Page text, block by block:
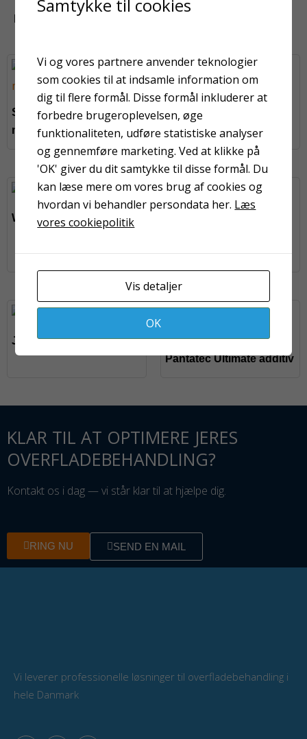
KUNDER HAR OGSÅ KIGGET PÅ
Spartel Plano PRO 250
mm Bredspartel
WeeJET dragt,str.XXL
WeeJET dragt,str.L
doseringsenhed
Jet plast
Pantatec Ultimate additiv
KLAR TIL AT OPTIMERE JERES
OVERFLADEBEHANDLING?
Kontakt os i dag — vi står klar til at hjælpe dig.
RING NU SEND EN MAIL
Vi leverer professionelle løsninger til overfladebehandling i
hele Danmark
Samtykke til cookies
Vi og vores partnere anvender teknologier
som cookies til at indsamle information om
dig til flere formål. Disse formål inkluderer at
forbedre brugeroplevelsen, øge
funktionaliteten, udføre statistiske analyser
og gennemføre marketing. Ved at klikke på
'OK' giver du dit samtykke til disse formål. Du
kan læse mere om vores brug af cookies og
hvordan vi behandler persondata her. Læs
vores cookiepolitik
Vis detaljer
OK